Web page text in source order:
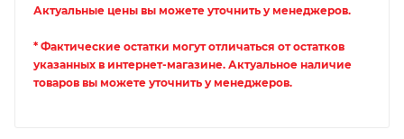
Актуальные цены вы можете уточнить у менеджеров.
* Фактические остатки могут отличаться от остатков
указанных в интернет-магазине. Актуальное наличие
товаров вы можете уточнить у менеджеров.